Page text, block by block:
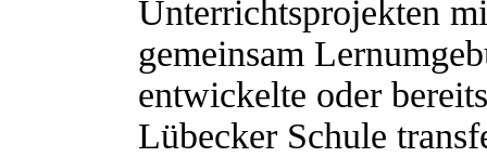
Unterrichtsprojekten
gemeinsam
entwickelte oder
Lübecker Schule